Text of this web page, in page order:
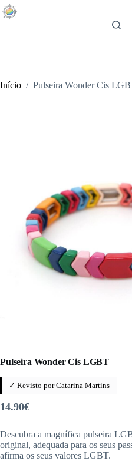
Pular
para
Início / Pulseira Wonder Cis
Pulseira Wonder Cis LGBT
✓ Revisto porCatarina Martins
14.90€
Descubra a magnífica pulseira
original, adequada para os seus
afirma os seus valores LGBT.